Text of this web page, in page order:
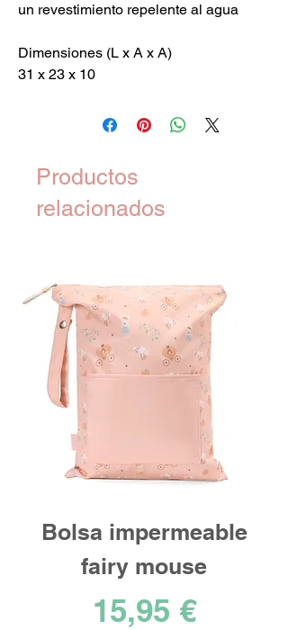
un revestimiento repelente al agua
Dimensiones (L x A x A)
31 x 23 x 10
Productos
relacionados
Bolsa impermeable
fairy mouse
Precio
15,95 €